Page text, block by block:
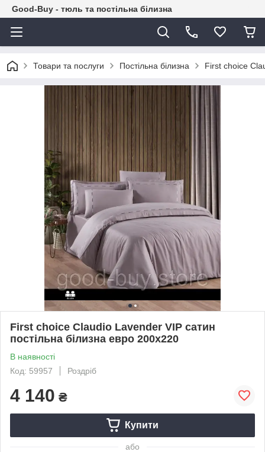
Good-Buy - тюль та постільна білизна
Товари та послуги Постільна білизна First choice
First choice Claudio Lavender VIP сатин
постільна білизна евро 200х220
В наявності
Код: 59957
Роздріб
4 140 ₴
Купити
або